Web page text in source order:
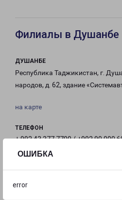
ОШИБКА
error
Филиалы в Душанбе
ДУШАНБЕ
Республика Таджикистан, г.
народов, д. 62, здание
на карте
ТЕЛЕФОН
+ 992 43 377 7700 / +992 90 000
dushanbe-fr@pecom.ru